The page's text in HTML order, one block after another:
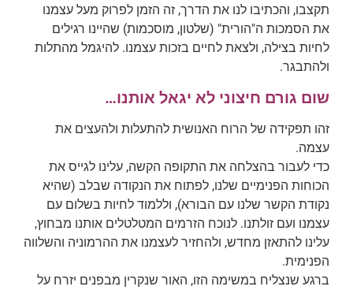
תקצבו, והכתיבו לנו את הדרך, זה הזמן לפרוק מעל עצמנו
את הסמכות ה"הורית" (שלטון, מוסכמות) שהיינו רגילים
לחיות בצילה, ולצאת לחיים בזכות עצמנו. להיגמל מהתלות
ולהתבגר.
שום גורם חיצוני לא יגאל אותנו…
זהו תפקידה של הרוח האנושית להתעלות ולהעצים את
עצמה.
כדי לעבור בהצלחה את התקופה הקשה, עלינו לגייס את
הכוחות הפנימיים שלנו, לפתוח את הנקודה שבלב (שהיא
נקודת הקשר שלנו עם הבורא), וללמוד לחיות בשלום עם
עצמנו ועם זולתנו. לנוכח הזרמים המטלטלים אותנו מבחוץ,
עלינו להתאזן מחדש, ולהחזיר לעצמנו את ההרמוניה והשלווה
הפנימית.
ברגע שנצליח במשימה הזו, האור שנקרין מבפנים יזרח על